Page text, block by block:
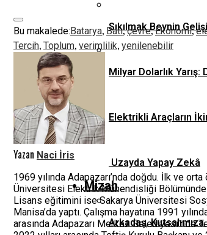
Sıkılmak Beynin
Milyar Dolarlık
Elektrikli Araçların
Uzayda Yapay Zekâ
Mizah
Arkadaş, Kutsalımıza
Bu makalede:Batarya, Batı,çevre,Ekonomi,
Tercih, Toplum, verimlilik, yenilenebilir
Yazan Naci İris
1969 yılında Adapazarı’nda doğdu. İlk ve
Üniversitesi Elektrik Mühendisliği Bölümünde
Lisans eğitimini ise Sakarya Üniversitesi
Manisa’da yaptı. Çalışma hayatına 1991
arasında Adapazarı Merkez Belediyesi’nde